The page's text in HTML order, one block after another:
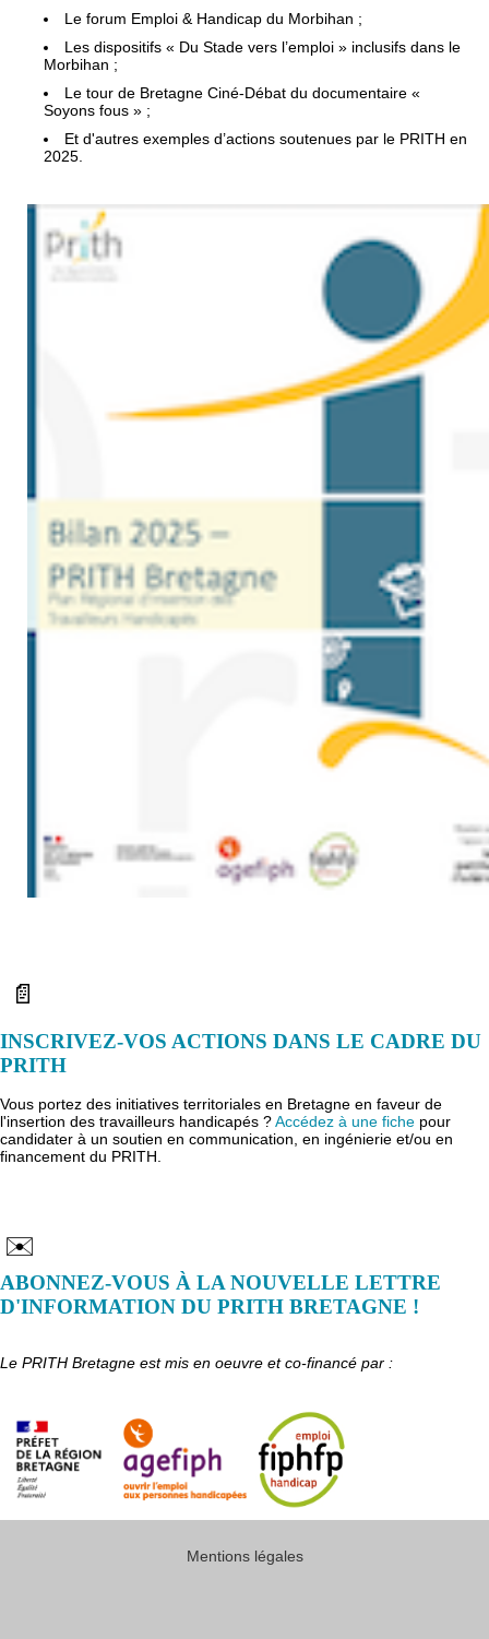
Le forum Emploi & Handicap du Morbihan ;
Les dispositifs « Du Stade vers l’emploi » inclusifs dans le
Morbihan ;
Le tour de Bretagne Ciné-Débat du documentaire «
Soyons fous » ;
Et d'autres exemples d’actions soutenues par le PRITH en
2025.
📄
INSCRIVEZ-VOS ACTIONS DANS LE CADRE DU
PRITH
Vous portez des initiatives territoriales en Bretagne en faveur de
l'insertion des travailleurs handicapés ?Accédez à une fiche pour
candidater à un soutien en communication, en ingénierie et/ou en
financement du PRITH.
✉️
ABONNEZ-VOUS À LA NOUVELLE LETTRE
D'INFORMATION DU PRITH BRETAGNE !
Le PRITH Bretagne est mis en oeuvre et co-financé par :
Mentions légales